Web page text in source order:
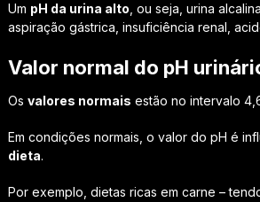
Um pH da urina alto , ou seja, urina
aspiração gástrica, insuficiência renal,
Valor normal do pH
Os valores normais estão no intervalo
Em condições normais, o valor do pH é
dieta.
Por exemplo, dietas ricas em carne –